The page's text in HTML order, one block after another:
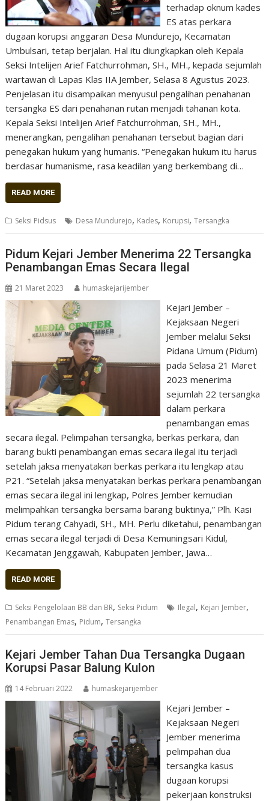
terhadap oknum kades
ES atas perkara
dugaan korupsi anggaran Desa Mundurejo, Kecamatan
Umbulsari, tetap berjalan. Hal itu diungkapkan oleh Kepala
Seksi Intelijen Arief Fatchurrohman, SH., MH., kepada sejumlah
wartawan di Lapas Klas IIA Jember, Selasa 8 Agustus 2023.
Penjelasan itu disampaikan menyusul pengalihan penahanan
tersangka ES dari penahanan rutan menjadi tahanan kota.
Kepala Seksi Intelijen Arief Fatchurrohman, SH., MH.,
menerangkan, pengalihan penahanan tersebut bagian dari
penegakan hukum yang humanis. “Penegakan hukum itu harus
berdasar humanisme, rasa keadilan yang berkembang di…
READ MORE
Seksi Pidsus Desa Mundurejo, Kades, Korupsi,Tersangka
Pidum Kejari Jember Menerima 22 Tersangka
Penambangan Emas Secara Ilegal
21 Maret 2023 humaskejarijember
Kejari Jember –
Kejaksaan Negeri
Jember melalui Seksi
Pidana Umum (Pidum)
pada Selasa 21 Maret
2023 menerima
sejumlah 22 tersangka
dalam perkara
penambangan emas
secara ilegal. Pelimpahan tersangka, berkas perkara, dan
barang bukti penambangan emas secara ilegal itu terjadi
setelah jaksa menyatakan berkas perkara itu lengkap atau
P21. “Setelah jaksa menyatakan berkas perkara penambangan
emas secara ilegal ini lengkap, Polres Jember kemudian
melimpahkan tersangka bersama barang buktinya,” Plh. Kasi
Pidum terang Cahyadi, SH., MH. Perlu diketahui, penambangan
emas secara ilegal terjadi di Desa Kemuningsari Kidul,
Kecamatan Jenggawah, Kabupaten Jember, Jawa…
READ MORE
Seksi Pengelolaan BB dan BR, Seksi Pidum Ilegal, Kejari Jember,
Penambangan Emas, Pidum,Tersangka
Kejari Jember Tahan Dua Tersangka Dugaan
Korupsi Pasar Balung Kulon
14 Februari 2022 humaskejarijember
Kejari Jember –
Kejaksaan Negeri
Jember menerima
pelimpahan dua
tersangka kasus
dugaan korupsi
pekerjaan konstruksi